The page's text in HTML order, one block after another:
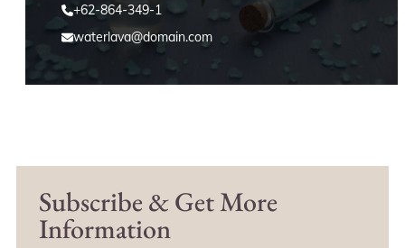
+62-864-349-1
waterlava@domain.com
Subscribe & Get More
Information